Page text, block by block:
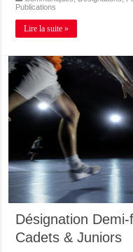
Publications
Lire la suite »
Désignation
Cadets & Juniors